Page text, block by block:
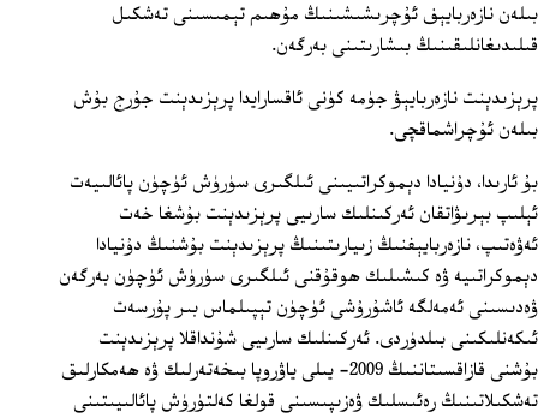
بىلەن نازەربايېف ئۇچرىشىشىنىڭ مۇھىم تېمىسىنى تەشكىل
قىلىدىغانلىقىنىڭ بىشارىتىنى بەرگەن.
پرېزىدېنت نازەربايېۋ جۈمە كۈنى ئاقسارايدا پرېزىدېنت جۇرج بۇش
بىلەن ئۇچراشماقچى.
بۇ ئارىدا، دۇنيادا دېموكراتىيىنى ئىلگىرى سۈرۈش ئۈچۈن پائالىيەت
ئېلىپ بېرىۋاتقان ئەركىنلىك سارىيى پرېزىدېنت بۇشغا خەت
ئەۋەتىپ، نازەربايېفنىڭ زىيارىتىنىڭ پرېزىدېنت بۇشنىڭ دۇنيادا
دېموكراتىيە ۋە كىشىلىك ھوقۇقنى ئىلگىرى سۈرۈش ئۈچۈن بەرگەن
ۋەدىسىنى ئەمەلگە ئاشۇرۇشى ئۈچۈن تېپىلماس بىر پۇرسەت
ئىكەنلىكىنى بىلدۈردى. ئەركىنلىك سارىيى شۇنداقلا پرېزىدېنت
بۇشنى قازاقسىتاننىڭ 2009‏- يىلى ياۋروپا بىخەتەرلىك ۋە ھەمكارلىق
تەشكىلاتىنىڭ رەئىسلىك ۋەزىپىسىنى قولغا كەلتۈرۈش پائالىيىتىنى